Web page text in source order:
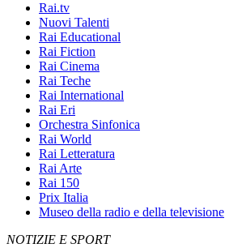
Rai.tv
Nuovi Talenti
Rai Educational
Rai Fiction
Rai Cinema
Rai Teche
Rai International
Rai Eri
Orchestra Sinfonica
Rai World
Rai Letteratura
Rai Arte
Rai 150
Prix Italia
Museo della radio e della televisione
NOTIZIE E SPORT